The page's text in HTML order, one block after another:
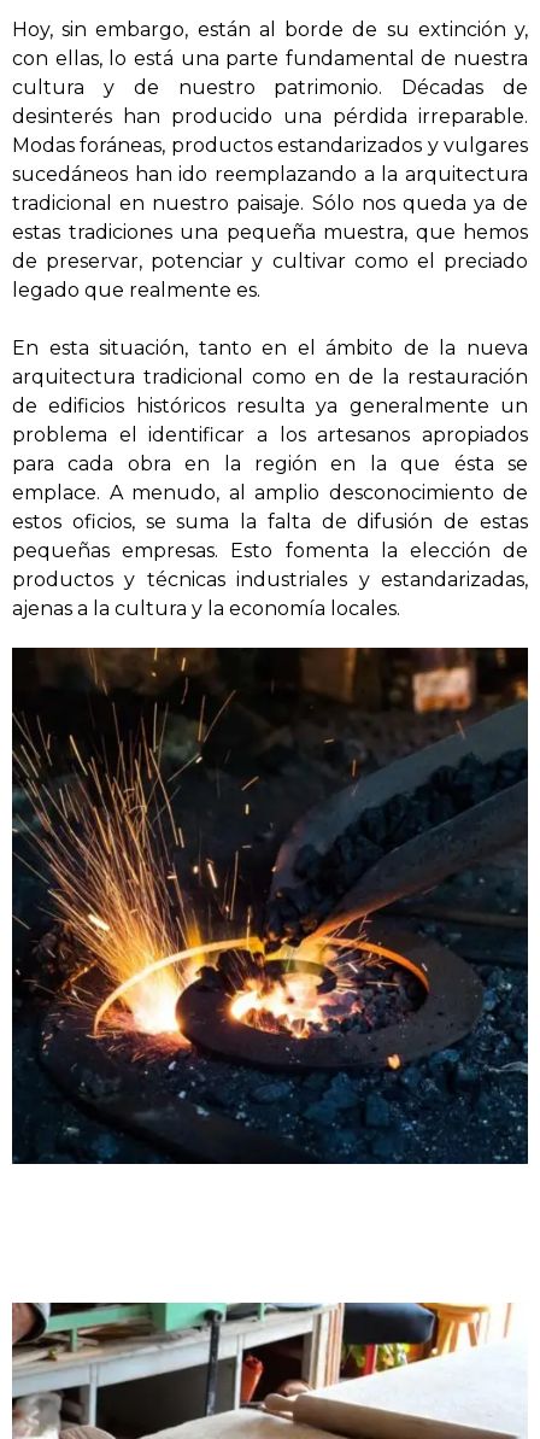
Hoy, sin embargo, están al borde de su extinción y,
con ellas, lo está una parte fundamental de nuestra
cultura y de nuestro patrimonio. Décadas de
desinterés han producido una pérdida irreparable.
Modas foráneas, productos estandarizados y vulgares
sucedáneos han ido reemplazando a la arquitectura
tradicional en nuestro paisaje. Sólo nos queda ya de
estas tradiciones una pequeña muestra, que hemos
de preservar, potenciar y cultivar como el preciado
legado que realmente es.
En esta situación, tanto en el ámbito de la nueva
arquitectura tradicional como en de la restauración
de edificios históricos resulta ya generalmente un
problema el identificar a los artesanos apropiados
para cada obra en la región en la que ésta se
emplace. A menudo, al amplio desconocimiento de
estos oficios, se suma la falta de difusión de estas
pequeñas empresas. Esto fomenta la elección de
productos y técnicas industriales y estandarizadas,
ajenas a la cultura y la economía locales.